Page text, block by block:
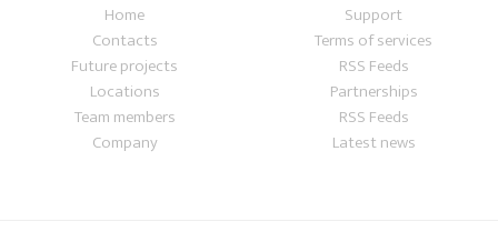
Home
Contacts
Future projects
Locations
Team members
Company
Support
Terms of services
RSS Feeds
Partnerships
RSS Feeds
Latest news